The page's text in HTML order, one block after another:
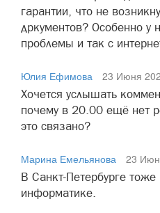
гарантии, что не
дркументов? Особенно у
проблемы и так с
Юлия Ефимова
23 Июня
Хочется услышать
почему в 20.00 ещё нет
это связано?
Марина Емельянова
23
В Санкт-Петербурге тоже
информатике.